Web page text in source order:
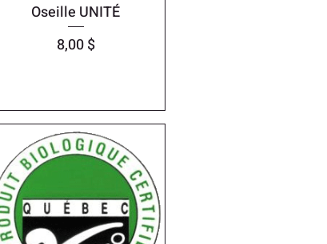
Oseille UNITÉ
Prix
8,00 $